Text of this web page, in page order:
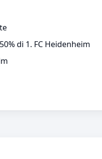
di 1. FC Heidenheim